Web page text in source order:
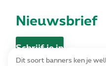
Nieuwsbrief
Schrijf je in